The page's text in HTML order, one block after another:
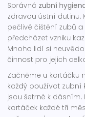
Správná zubní
zdravou ústní dutinu.
pečlivé čištění zubů
předcházet vzniku
Mnoho lidí si
činnost pro jejich
Začněme u kartáčku
každý používat zubní
jsou šetrné k
kartáček každé tři